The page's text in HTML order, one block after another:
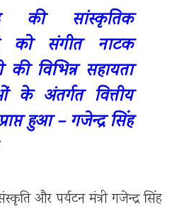
की सांस्कृतिक
को संगीत नाटक
की विभिन्न सहायता
के अंतर्गत वित्तीय
हुआ – गजेन्द्र सिंह
और पर्यटन मंत्री गजेन्द्र सिंह